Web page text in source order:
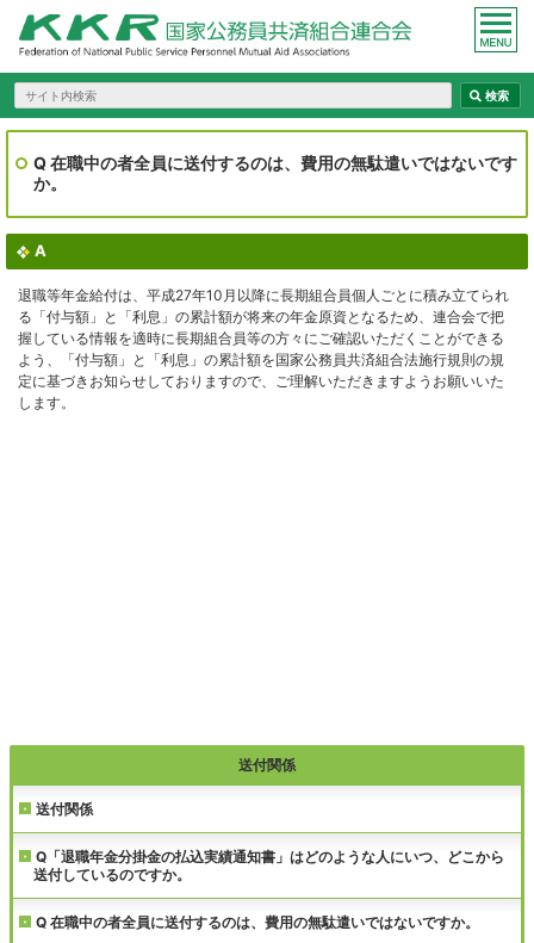
送付関係
送付関係
Q「退職年金分掛金の払込実績通知書」はどのような人にいつ、どこから
送付しているのですか。
Q 在職中の者全員に送付するのは、費用の無駄遣いではないですか。
Q 在職中の者全員に送付するのは、費用の無駄遣いではないです
か。
A
退職等年金給付は、平成27年10月以降に長期組合員個人ごとに積み立てられ
る「付与額」と「利息」の累計額が将来の年金原資となるため、連合会で把
握している情報を適時に長期組合員等の方々にご確認いただくことができる
よう、「付与額」と「利息」の累計額を国家公務員共済組合法施行規則の規
定に基づきお知らせしておりますので、ご理解いただきますようお願いいた
します。